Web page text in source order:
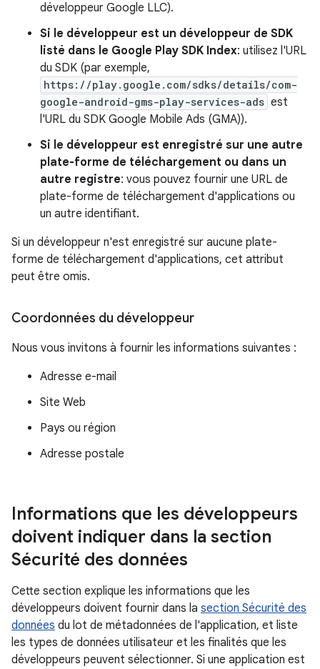
développeur Google LLC).
Si le développeur est un développeur de SDK
listé dans le Google Play SDK Index: utilisez l'URL
du SDK (par exemple,
https://play.google.com/sdks/details/com-
google-android-gms-play-services-ads est
l'URL du SDK Google Mobile Ads (GMA)).
Si le développeur est enregistré sur une autre
plate-forme de téléchargement ou dans un
autre registre: vous pouvez fournir une URL de
plate-forme de téléchargement d'applications ou
un autre identifiant.
Si un développeur n'est enregistré sur aucune plate-
forme de téléchargement d'applications, cet attribut
peut être omis.
Coordonnées du développeur
Nous vous invitons à fournir les informations suivantes :
Adresse e-mail
Site Web
Pays ou région
Adresse postale
Informations que les développeurs
doivent indiquer dans la section
Sécurité des données
Cette section explique les informations que les
développeurs doivent fournir dans la section Sécurité des
données du lot de métadonnées de l'application, et liste
les types de données utilisateur et les finalités que les
développeurs peuvent sélectionner. Si une application est